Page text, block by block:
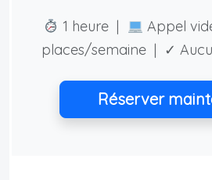
1 heure | Appel
places/semaine | ✓
Réserver